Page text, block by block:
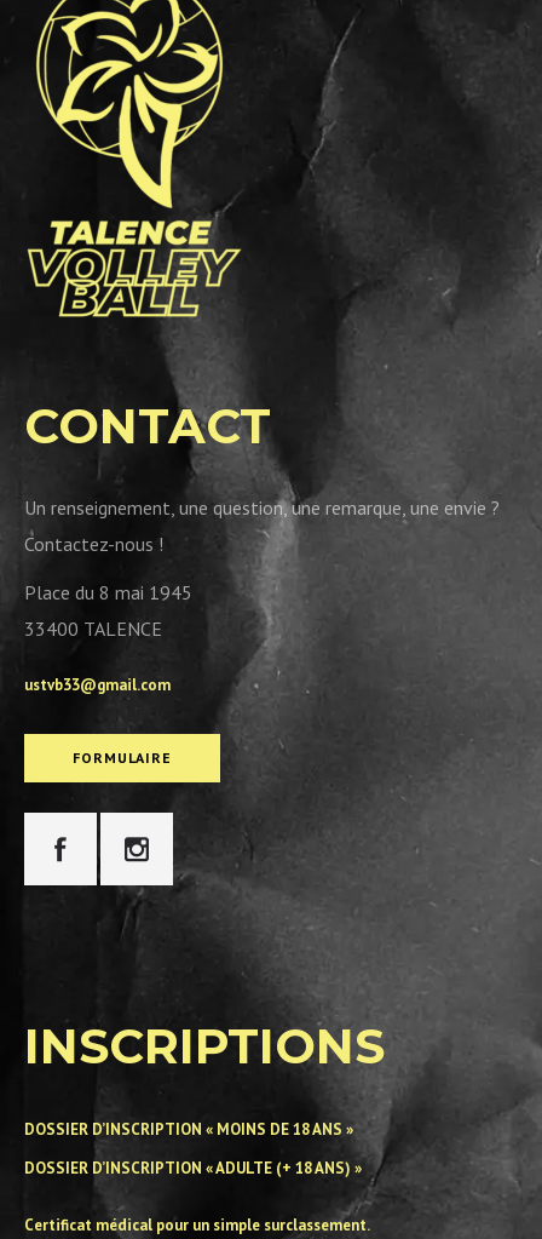
CONTACT
Un renseignement, une question, une remarque, une envie ?
Contactez-nous !
Place du 8 mai 1945
33400 TALENCE
ustvb33@gmail.com
FORMULAIRE
INSCRIPTIONS
DOSSIER D’INSCRIPTION « MOINS DE 18 ANS »
DOSSIER D’INSCRIPTION « ADULTE (+ 18 ANS) »
Certificat médical pour un simple surclassement.